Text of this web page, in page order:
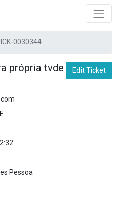
0030344
própria tvde
Edit Ticket
Pessoa